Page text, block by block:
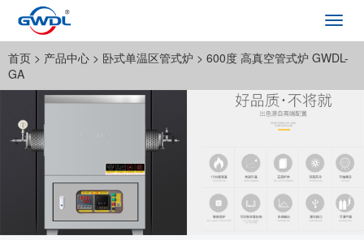
首页 > 产品中心 > 卧式单温区管式炉 > 600度 高真空管式炉 GWDL-
GA